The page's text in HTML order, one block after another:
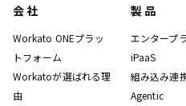
会社
Workato ONEプラッ
トフォーム
Workatoが選ばれる理
由
製品
エンタープ
iPaaS
組み込み連
Agentic